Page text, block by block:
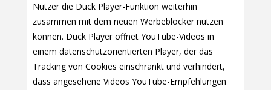
Nutzer die Duck Player-Funktion weiterhin
zusammen mit dem neuen Werbeblocker nutzen
können. Duck Player öffnet YouTube-Videos in
einem datenschutzorientierten Player, der das
Tracking von Cookies einschränkt und verhindert,
dass angesehene Videos YouTube-Empfehlungen